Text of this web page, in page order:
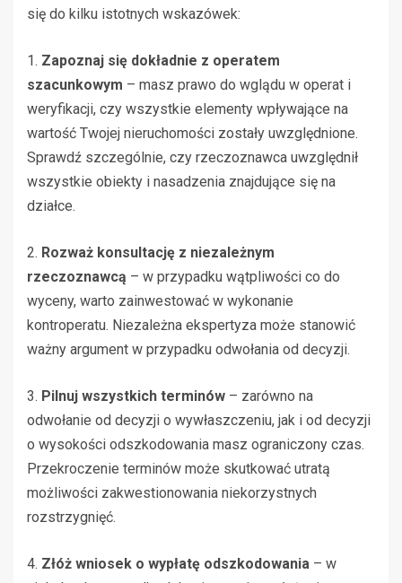
się do kilku istotnych wskazówek:
1. Zapoznaj się dokładnie z operatem
szacunkowym – masz prawo do wglądu w operat i
weryfikacji, czy wszystkie elementy wpływające na
wartość Twojej nieruchomości zostały uwzględnione.
Sprawdź szczególnie, czy rzeczoznawca uwzględnił
wszystkie obiekty i nasadzenia znajdujące się na
działce.
2. Rozważ konsultację z niezależnym
rzeczoznawcą – w przypadku wątpliwości co do
wyceny, warto zainwestować w wykonanie
kontroperatu. Niezależna ekspertyza może stanowić
ważny argument w przypadku odwołania od decyzji.
3. Pilnuj wszystkich terminów – zarówno na
odwołanie od decyzji o wywłaszczeniu, jak i od decyzji
o wysokości odszkodowania masz ograniczony czas.
Przekroczenie terminów może skutkować utratą
możliwości zakwestionowania niekorzystnych
rozstrzygnięć.
4. Złóż wniosek o wypłatę odszkodowania – w